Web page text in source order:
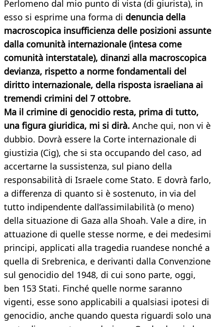
Perlomeno dal mio punto di vista (di giurista), in
esso si esprime una forma di denuncia della
macroscopica insufficienza delle posizioni assunte
dalla comunità internazionale (intesa come
comunità interstatale), dinanzi alla macroscopica
devianza, rispetto a norme fondamentali del
diritto internazionale, della risposta israeliana ai
tremendi crimini del 7 ottobre.
Ma il crimine di genocidio resta, prima di tutto,
una figura giuridica, mi si dirà. Anche qui, non vi è
dubbio. Dovrà essere la Corte internazionale di
giustizia (Cig), che si sta occupando del caso, ad
accertarne la sussistenza, sul piano della
responsabilità di Israele come Stato. E dovrà farlo,
a differenza di quanto si è sostenuto, in via del
tutto indipendente dall’assimilabilità (o meno)
della situazione di Gaza alla Shoah. Vale a dire, in
attuazione di quelle stesse norme, e dei medesimi
principi, applicati alla tragedia ruandese nonché a
quella di Srebrenica, e derivanti dalla Convenzione
sul genocidio del 1948, di cui sono parte, oggi,
ben 153 Stati. Finché quelle norme saranno
vigenti, esse sono applicabili a qualsiasi ipotesi di
genocidio, anche quando questa riguardi solo una